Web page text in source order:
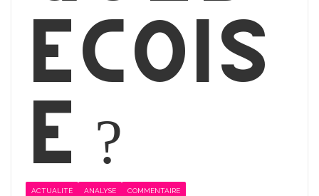
écois
e ?
ACTUALITÉ ANALYSE COMMENTAIRE